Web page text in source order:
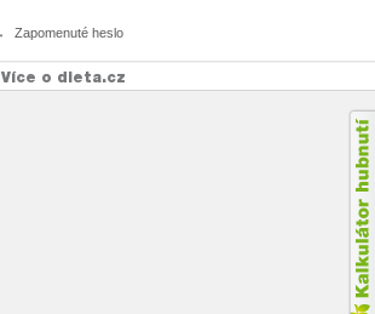
Zapomenuté heslo
Více o dieta.cz